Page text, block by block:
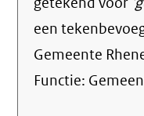
een
Gemeente
Functie: